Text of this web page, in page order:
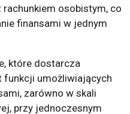
osobistym, co
finansami w jednym
które dostarcza
funkcji umożliwiających
zarówno w skali
przy jednoczesnym